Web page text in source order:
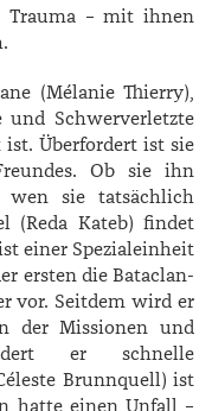
Trauma – mit ihnen
(­Mélanie ­Thierry),
Schwerverletzte
Überfordert ist sie
Ob sie ihn
sie tatsächlich
(­Reda ­Kateb) findet
einer Spezialeinheit
ersten die Bataclan-
vor. Seitdem wird er
der Missionen und
er schnelle
­Brunnquell) ist